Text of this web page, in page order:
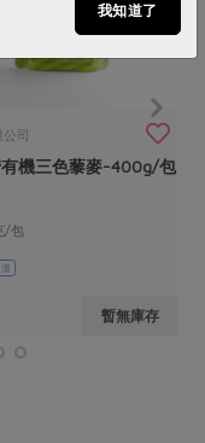
司
機三色藜麥-400g/包
/包
暫無庫存
我知道了